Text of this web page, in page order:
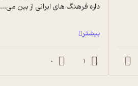
داره فرهنگ های ایرانی از بین می...
بیشتر
1
0